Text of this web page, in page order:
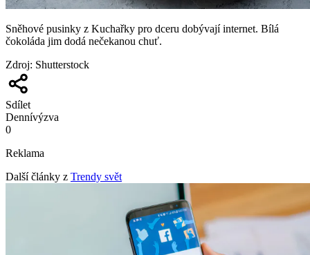
Sněhové pusinky z Kuchařky pro dceru dobývají internet. Bílá
čokoláda jim dodá nečekanou chuť.
Zdroj: Shutterstock
Sdílet
Dennívýzva
0
Reklama
Další články z Trendy svět